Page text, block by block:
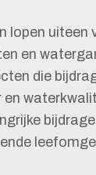
lopen uiteen
en
die